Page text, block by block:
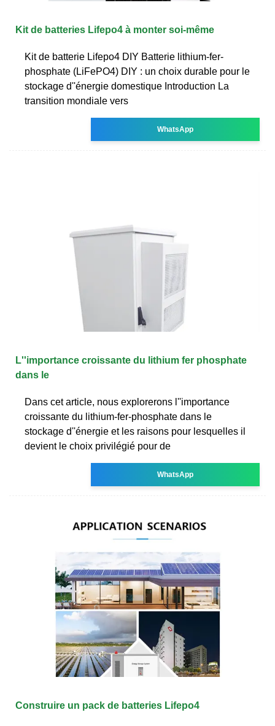
Kit de batteries Lifepo4 à monter soi-même
Kit de batterie Lifepo4 DIY Batterie lithium-fer-
phosphate (LiFePO4) DIY : un choix durable pour le
stockage d''énergie domestique Introduction La
transition mondiale vers
WhatsApp
L''importance croissante du lithium fer phosphate
dans le
Dans cet article, nous explorerons l''importance
croissante du lithium-fer-phosphate dans le
stockage d''énergie et les raisons pour lesquelles il
devient le choix privilégié pour de
WhatsApp
Construire un pack de batteries Lifepo4